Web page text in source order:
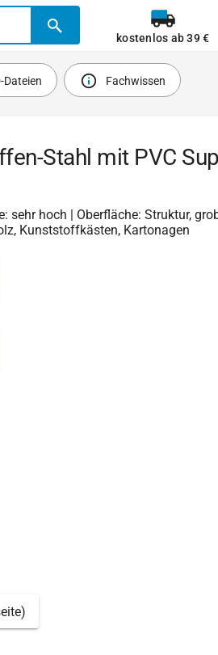
kostenlos ab 39 €
Dateien Fachwissen
Stahl mit PVC
sehr hoch | Oberfläche: Struktur,
Kunststoffkästen, Kartonagen